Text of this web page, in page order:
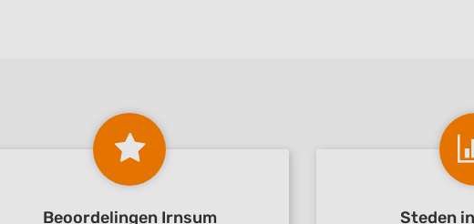
Beoordelingen Irnsum Steden